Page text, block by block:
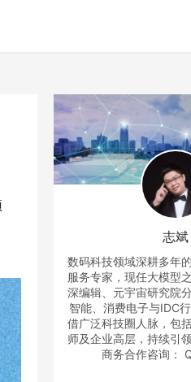
志斌
数码科技领域深耕多年
服务专家，现任大模型
深编辑、元宇宙研究院
智能、消费电子与IDC
借广泛科技圈人脉，包
师及企业高层，持续引
商务合作咨询：